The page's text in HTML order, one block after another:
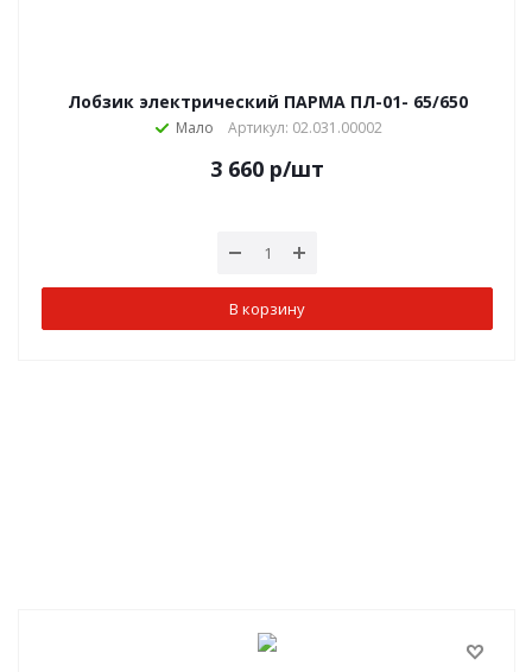
Лобзик электрический ПАРМА ПЛ-01- 65/650
Мало Артикул: 02.031.00002
3 660 р/шт
В корзину